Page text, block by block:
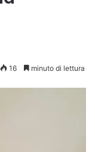
16 minuto di lettura